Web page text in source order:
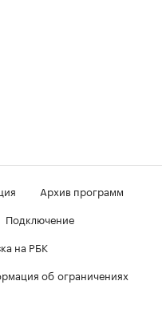
Архив программ
Подключение
на РБК
об ограничениях